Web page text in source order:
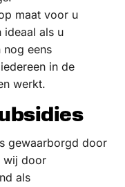
maat voor u
ideaal als u
eens
in de
werkt.
gewaarborgd door
wij door
als